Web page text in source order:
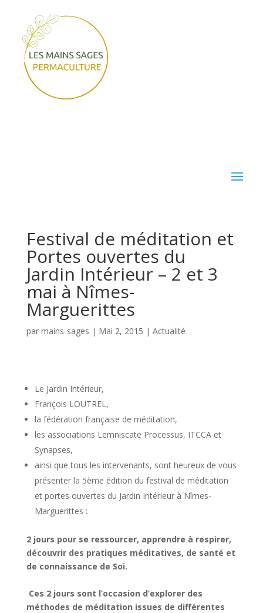
Festival de méditation et
Portes ouvertes du
Jardin Intérieur – 2 et 3
mai à Nîmes-
Marguerittes
par mains-sages | Mai 2, 2015 | Actualité
Le Jardin Intérieur,
François LOUTREL,
la fédération française de méditation,
les associations Lemniscate Processus, ITCCA et
Synapses,
ainsi que tous les intervenants, sont heureux de vous
présenter la 5ème édition du festival de méditation
et portes ouvertes du Jardin Intérieur à Nîmes-
Marguerittes :
2 jours pour se ressourcer, apprendre à respirer,
découvrir des pratiques méditatives, de santé et
de connaissance de Soi.
​ Ces 2 jours sont l’occasion d’explorer des
méthodes de méditation issues de différentes